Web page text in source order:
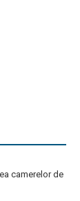
camerelor de